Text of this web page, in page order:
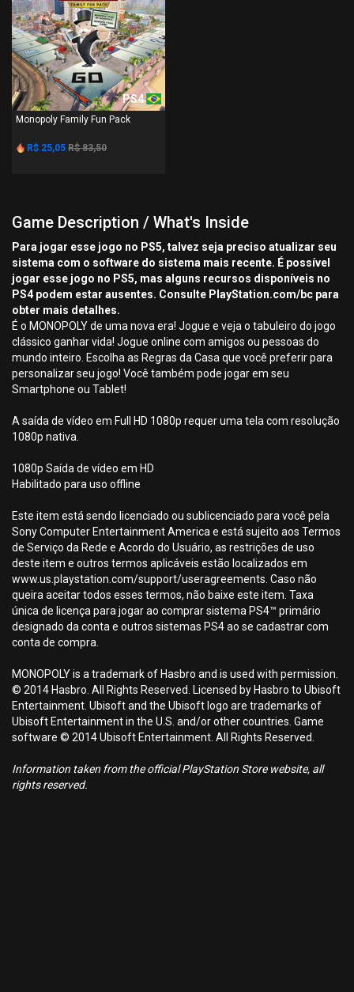
PS4
Monopoly Family Fun Pack
R$ 25,05 R$ 83,50
Game Description / What's Inside
Para jogar esse jogo no PS5, talvez seja preciso atualizar seu
sistema com o software do sistema mais recente. É possível
jogar esse jogo no PS5, mas alguns recursos disponíveis no
PS4 podem estar ausentes. Consulte PlayStation.com/bc para
obter mais detalhes.
É o MONOPOLY de uma nova era! Jogue e veja o tabuleiro do jogo
clássico ganhar vida! Jogue online com amigos ou pessoas do
mundo inteiro. Escolha as Regras da Casa que você preferir para
personalizar seu jogo! Você também pode jogar em seu
Smartphone ou Tablet!
A saída de vídeo em Full HD 1080p requer uma tela com resolução
1080p nativa.
1080p Saída de vídeo em HD
Habilitado para uso offline
Este item está sendo licenciado ou sublicenciado para você pela
Sony Computer Entertainment America e está sujeito aos Termos
de Serviço da Rede e Acordo do Usuário, as restrições de uso
deste item e outros termos aplicáveis estão localizados em
www.us.playstation.com/support/useragreements. Caso não
queira aceitar todos esses termos, não baixe este item. Taxa
única de licença para jogar ao comprar sistema PS4™ primário
designado da conta e outros sistemas PS4 ao se cadastrar com
conta de compra.
MONOPOLY is a trademark of Hasbro and is used with permission.
© 2014 Hasbro. All Rights Reserved. Licensed by Hasbro to Ubisoft
Entertainment. Ubisoft and the Ubisoft logo are trademarks of
Ubisoft Entertainment in the U.S. and/or other countries. Game
software © 2014 Ubisoft Entertainment. All Rights Reserved.
Information taken from the official PlayStation Store website, all
rights reserved.